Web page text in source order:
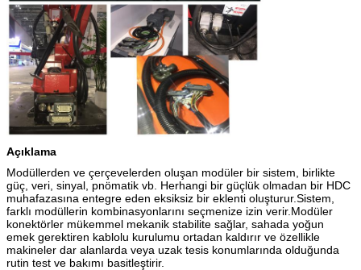
Açıklama
Modüllerden ve çerçevelerden oluşan modüler bir sistem, birlikte
güç, veri, sinyal, pnömatik vb. Herhangi bir güçlük olmadan bir HDC
muhafazasına entegre eden eksiksiz bir eklenti oluşturur.Sistem,
farklı modüllerin kombinasyonlarını seçmenize izin verir.Modüler
konektörler mükemmel mekanik stabilite sağlar, sahada yoğun
emek gerektiren kablolu kurulumu ortadan kaldırır ve özellikle
makineler dar alanlarda veya uzak tesis konumlarında olduğunda
rutin test ve bakımı basitleştirir.